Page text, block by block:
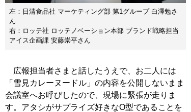
左：日清食品社 マーケティング部 第1グループ 白澤勉さ
ん
右：ロッテ社 ロッテノベーション本部 ブランド戦略担当
アイス企画課 安藤崇平さん
広報担当者さまと話したうえで、お二人には
「雪見カレーヌードル」の内容を公開しないまま
会議室へお呼びしたので、現場に緊張が走りま
す。アタシがサプライズ好きなO型であることを